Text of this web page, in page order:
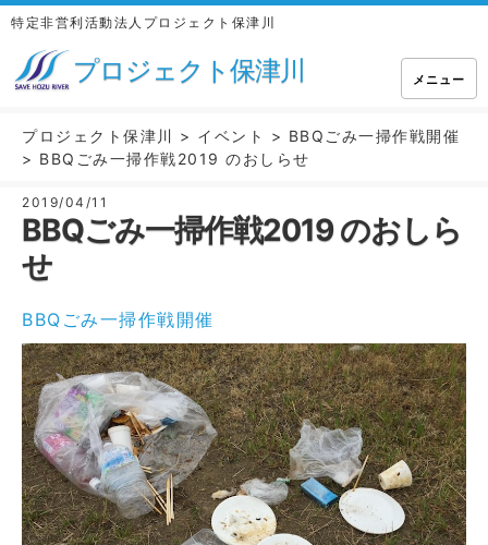
特定非営利活動法人プロジェクト保津川
プロジェクト保津川 メニュー
プロジェクト保津川 > イベント > BBQごみ一掃作戦開催
> BBQごみ一掃作戦2019 のおしらせ
2019/04/11
BBQごみ一掃作戦2019 のおしら
せ
BBQごみ一掃作戦開催